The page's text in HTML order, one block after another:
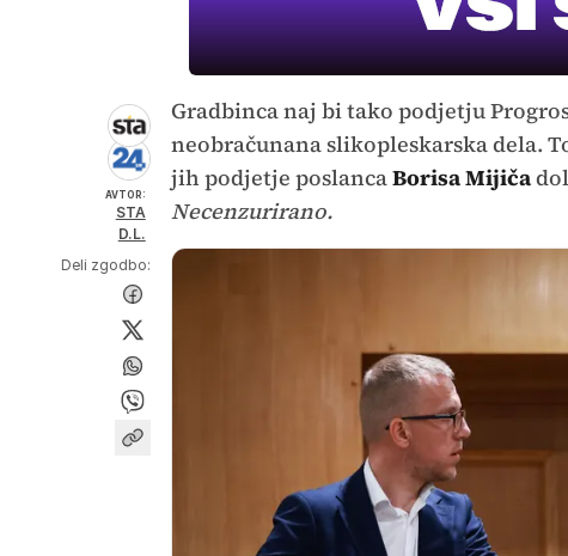
AVTOR:
STA
D.L.
Deli zgodbo:
Gradbinca naj bi tako podjetju
neobračunana slikopleskarska dela.
jih podjetje poslancaBorisa Mijiča
Necenzurirano.